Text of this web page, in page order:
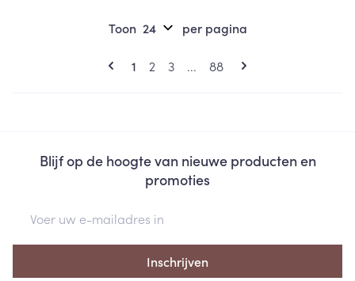
Pagina's
U lees momenteel pagina
1 Pagina
2 Pagina
3 ... Pagina
88
Toon per pagina
Blijf op de hoogte van nieuwe producten en
promoties
Inschrijven